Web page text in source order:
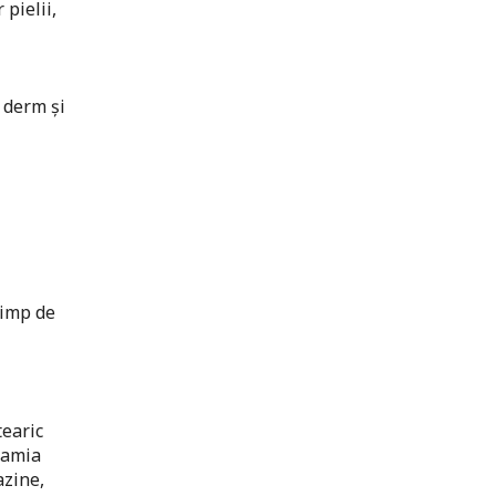
pielii,
și
de